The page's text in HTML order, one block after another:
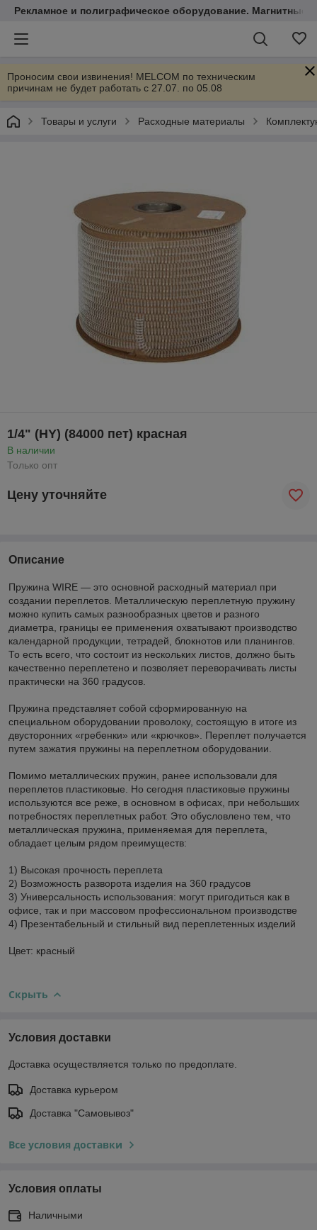
Рекламное и полиграфическое оборудование. Магнитные
Проносим свои извинения! MELCOM по техническим
причинам не будет работать с 27.07. по 05.08
Товары и услуги Расходные материалы
1/4" (HY) (84000 пет) красная
В наличии
Только опт
Цену уточняйте
Описание
Пружина WIRE — это основной расходный материал при
создании переплетов. Металлическую переплетную пружину
можно купить самых разнообразных цветов и разного
диаметра, границы ее применения охватывают производство
календарной продукции, тетрадей, блокнотов или планингов.
То есть всего, что состоит из нескольких листов, должно быть
качественно переплетено и позволяет переворачивать листы
практически на 360 градусов.
Пружина представляет собой сформированную на
специальном оборудовании проволоку, состоящую в итоге из
двусторонних «гребенки» или «крючков». Переплет получается
путем зажатия пружины на переплетном оборудовании.
Помимо металлических пружин, ранее использовали для
переплетов пластиковые. Но сегодня пластиковые пружины
используются все реже, в основном в офисах, при небольших
потребностях переплетных работ. Это обусловлено тем, что
металлическая пружина, применяемая для переплета,
обладает целым рядом преимуществ:
1) Высокая прочность переплета
2) Возможность разворота изделия на 360 градусов
3) Универсальность использования: могут пригодиться как в
офисе, так и при массовом профессиональном производстве
4) Презентабельный и стильный вид переплетенных изделий
Цвет: красный
Скрыть
Условия доставки
Доставка осуществляется только по предоплате.
Доставка курьером
Доставка "Самовывоз"
Все условия доставки
Условия оплаты
Наличными